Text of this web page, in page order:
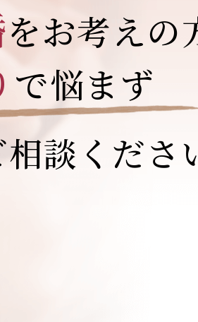
をお考えの
で悩まず
談くださ